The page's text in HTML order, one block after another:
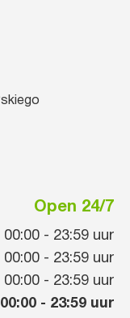
Open 24/7
00:00 - 23:59 uur
00:00 - 23:59 uur
00:00 - 23:59 uur
00:00 - 23:59 uur